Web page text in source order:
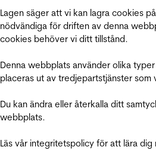
Lagen säger att vi kan lagra cookies
nödvändiga för driften av denna
cookies behöver vi ditt tillstånd.
Denna webbplats använder olika
placeras ut av tredjepartstjänster som
Du kan ändra eller återkalla ditt
webbplats.
Läs vår integritetspolicy för att lära